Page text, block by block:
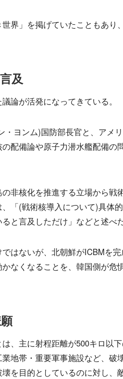
界」を掲げていたこともあり
及
論が活発になってきている。
・ヨンム)国防部長官と、アメ
配備論や原子力潜水艦配備の
非核化を推進する立場から戦
「(戦術核導入について)具体
と言及しただけ」などと述べた
はないが、北朝鮮がICBMを
なくなることを、韓国側が危
、主に射程距離が500キロ以
地帯・重要軍事施設など、破
を目的としているのに対し、